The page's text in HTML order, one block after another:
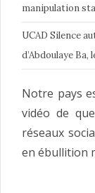
manipulation
UCAD Silence
d’Abdoulaye
Notre pays
vidéo de
réseaux
en ébullition